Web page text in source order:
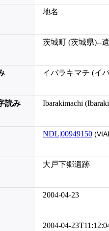
地名
茨城町 (茨城県)--
イバラキマチ (イ
読み Ibarakimachi
NDL|00949150
大戸下郷遺跡
2004-04-23
2004-04-